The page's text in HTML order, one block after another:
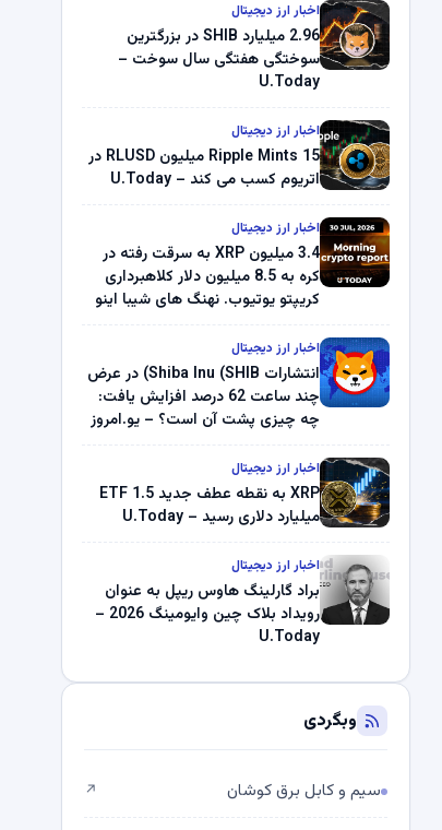
اخبار ارز دیجیتال
2.96 میلیارد SHIB در بزرگترین
سوختگی هفتگی سال سوخت –
U.Today
اخبار ارز دیجیتال
Ripple Mints 15 میلیون RLUSD در
اتریوم کسب می کند – U.Today
اخبار ارز دیجیتال
3.4 میلیون XRP به سرقت رفته در
کره به 8.5 میلیون دلار کلاهبرداری
کریپتو یوتیوب. نهنگ های شیبا اینو
میلیون دلار U-Turn در بیت کوین را
ثبت کرد – گزارش کریپتو صبح –
U.Today
اخبار ارز دیجیتال
انتشارات Shiba Inu (SHIB) در عرض
چند ساعت 62 درصد افزایش یافت:
چه چیزی پشت آن است؟ – یو.امروز
اخبار ارز دیجیتال
XRP به نقطه عطف جدید ETF 1.5
میلیارد دلاری رسید – U.Today
اخبار ارز دیجیتال
براد گارلینگ هاوس ریپل به عنوان
رویداد بلاک چین وایومینگ 2026 –
U.Today
وبگردی
سیم و کابل برق کوشان ↗